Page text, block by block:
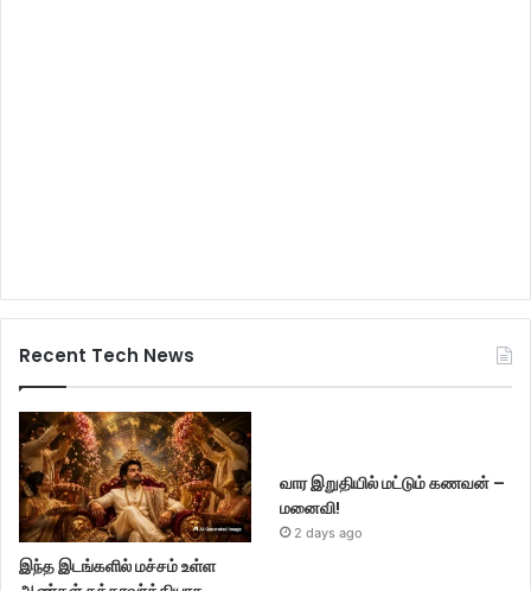
Recent Tech News
இந்த இடங்களில் மச்சம் உள்ள
வார இறுதியில் மட்டும் கணவன் –
மனைவி!
2 days ago